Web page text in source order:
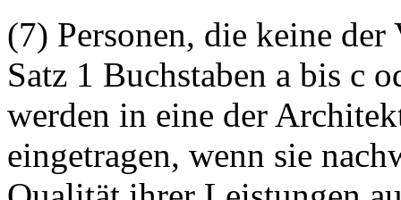
(7) Personen, die keine der
Satz 1 Buchstaben a bis c
werden in eine der
eingetragen, wenn sie